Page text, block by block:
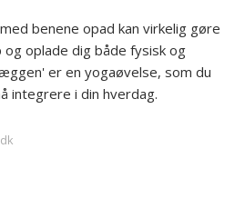
benene opad kan virkelig gøre
oplade dig både fysisk og
er en yogaøvelse, som du
integrere i din hverdag.